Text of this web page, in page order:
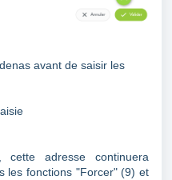
avant de saisir les
adresse continuera
les fonctions "Forcer" (9) et